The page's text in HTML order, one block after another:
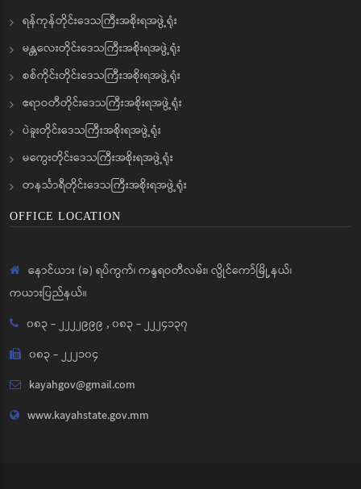
ရန်ကုန်တိုင်းဒေသကြီးအစိုးရအဖွဲ့ရုံး
မန္တလေးတိုင်းဒေသကြီးအစိုးရအဖွဲ့ရုံး
စစ်ကိုင်းတိုင်းဒေသကြီးအစိုးရအဖွဲ့ရုံး
ဧရာဝတီတိုင်းဒေသကြီးအစိုးရအဖွဲ့ရုံး
ပဲခူးတိုင်းဒေသကြီးအစိုးရအဖွဲ့ရုံး
မကွေးတိုင်းဒေသကြီးအစိုးရအဖွဲ့ရုံး
တနင်္သာရီတိုင်းဒေသကြီးအစိုးရအဖွဲ့ရုံး
OFFICE LOCATION
နောင်ယား (ခ) ရပ်ကွက်၊ ကန္ဒရဝတီလမ်း၊ လွိုင်ကော်မြို့နယ်၊
ကယားပြည်နယ်။
၀၈၃ - ၂၂၂၂၉၉၉ ,၀၈၃ - ၂၂၂၄၁၃၇
၀၈၃ - ၂၂၂၁၀၄
kayahgov@gmail.com
www.kayahstate.gov.mm